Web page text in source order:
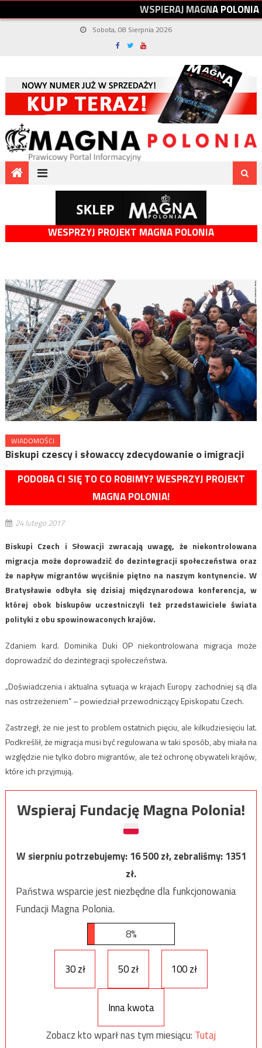
WSPIERAJMAGNAPOLONIA
Sobota, 08 Sierpnia 2026
WESPRZYJ PROJEKT MAGNA POLONIA
WIADOMOŚCI
Biskupi czescy i słowaccy zdecydowanie o imigracji
PODOBA CI SIĘ TO CO ROBIMY? WESPRZYJ PROJEKT
MAGNA POLONIA!
24 lutego 2017
Biskupi Czech i Słowacji zwracają uwagę, że niekontrolowana
migracja może doprowadzić do dezintegracji społeczeństwa oraz
że napływ migrantów wyciśnie piętno na naszym kontynencie. W
Bratysławie odbyła się dzisiaj międzynarodowa konferencja, w
której obok biskupów uczestniczyli też przedstawiciele świata
polityki z obu spowinowaconych krajów.
Zdaniem kard. Dominika Duki OP niekontrolowana migracja może
doprowadzić do dezintegracji społeczeństwa.
„Doświadczenia i aktualna sytuacja w krajach Europy zachodniej są dla
nas ostrzeżeniem” – powiedział przewodniczący Episkopatu Czech.
Zastrzegł, że nie jest to problem ostatnich pięciu, ale kilkudziesięciu lat.
Podkreślił, że migracja musi być regulowana w taki sposób, aby miała na
względzie nie tylko dobro migrantów, ale też ochronę obywateli krajów,
które ich przyjmują.
Wspieraj Fundację Magna Polonia!
W sierpniu potrzebujemy:16 500zł, zebraliśmy:1351
zł.
Państwa wsparcie jest niezbędne dla funkcjonowania
Fundacji Magna Polonia.
8%
30 zł 50 zł 100 zł
Inna kwota
Zobacz kto wparł nas tym miesiącu: Tutaj